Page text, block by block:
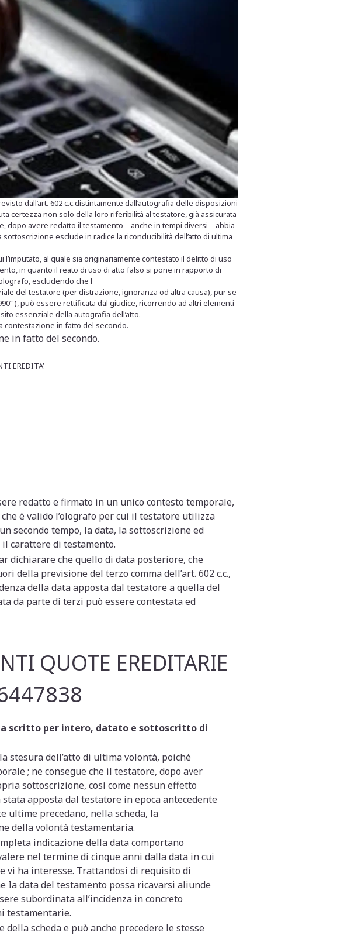
dall’art. 602 c.c.distintamente dall’autografia delle disposizioni
certezza non solo della loro riferibilità al testatore, già assicurata
dopo avere redatto il testamento – anche in tempi diversi – abbia
esclude in radice la riconducibilità dell’atto di ultima
al quale sia originariamente contestato il delitto di uso
in quanto il reato di uso di atto falso si pone in rapporto di
escludendo che l
del testatore (per distrazione, ignoranza od altra causa), pur se
), può essere rettificata dal giudice, ricorrendo ad altri elementi
essenziale della autografia dell’atto.
contestazione in fatto del secondo.
in fatto del secondo.
EREDITA’
redatto e firmato in un unico contesto temporale,
è valido l’olografo per cui il testatore utilizza
secondo tempo, la data, la sottoscrizione ed
carattere di testamento.
dichiarare che quello di data posteriore, che
della previsione del terzo comma dell’art. 602 c.c.,
della data apposta dal testatore a quella del
da parte di terzi può essere contestata ed
QUOTE EREDITARIE
scritto per intero, datato e sottoscritto di
stesura dell’atto di ultima volontà, poiché
; ne consegue che il testatore, dopo aver
sottoscrizione, così come nessun effetto
apposta dal testatore in epoca antecedente
ultime precedano, nella scheda, la
della volontà testamentaria.
indicazione della data comportano
nel termine di cinque anni dalla data in cui
vi ha interesse. Trattandosi di requisito di
Ia data del testamento possa ricavarsi aliunde
subordinata all’incidenza in concreto
testamentarie.
scheda e può anche precedere le stesse